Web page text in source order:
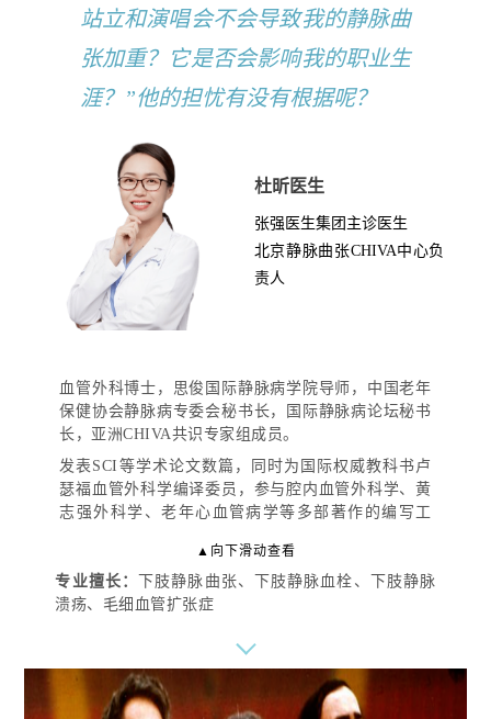
站立和演唱会不会导致我的静脉曲
张加重？它是否会影响我的职业生
涯？”他的担忧有没有根据呢？
杜昕医生
张强医生集团主诊医生
北京静脉曲张CHIVA中心负
责人
血管外科博士，思俊国际静脉病学院导师，中国老年
保健协会静脉病专委会秘书长，国际静脉病论坛秘书
长，亚洲CHIVA共识专家组成员。
发表SCI等学术论文数篇，同时为国际权威教科书卢
瑟福血管外科学编译委员，参与腔内血管外科学、黄
志强外科学、老年心血管病学等多部著作的编写工
▲向下滑动查看
专业擅长：
下肢静脉曲张、下肢静脉血栓、下肢静脉
溃疡、毛细血管扩张症